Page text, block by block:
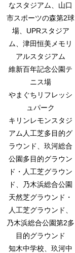
なスタジアム、山口
市スポーツの森第2球
場、UPRスタジア
ム、津田恒美メモリ
アルスタジアム
維新百年記念公園テ
ニス場
やまぐちリフレッシ
ュパーク
キリンレモンスタジ
アム人工芝多目的グ
ラウンド、玖河総合
公園多目的グラウン
ド・人工芝グラウン
ド、乃木浜総合公園
天然芝グラウンド・
人工芝グラウンド、
乃木浜総合公園第2多
目的グラウンド
知木中学校、玖河中